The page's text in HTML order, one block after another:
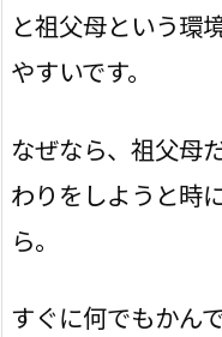
と祖父母という環
やすいです。
なぜなら、祖父母
わりをしようと時
ら。
すぐに何でもかん